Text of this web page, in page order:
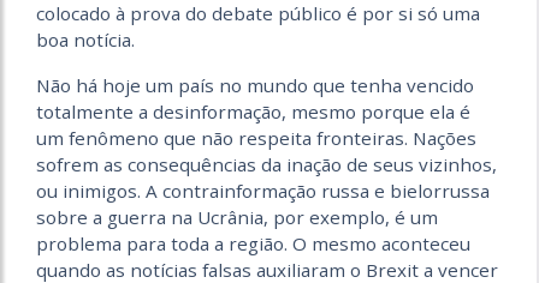
colocado à prova do debate público é por si só uma
boa notícia.
Não há hoje um país no mundo que tenha vencido
totalmente a desinformação, mesmo porque ela é
um fenômeno que não respeita fronteiras. Nações
sofrem as consequências da inação de seus vizinhos,
ou inimigos. A contrainformação russa e bielorrussa
sobre a guerra na Ucrânia, por exemplo, é um
problema para toda a região. O mesmo aconteceu
quando as notícias falsas auxiliaram o Brexit a vencer